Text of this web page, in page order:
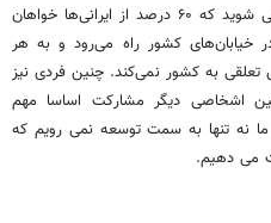
رصدخانه‌ی مهاجرت نگاه کنید، متوجه می شوید که ۶۰ درصد از ایرانی‌ها خواهان
کشور راه می‌رود و به هر
تعلقی به کشور نمی‌کند. چنین فردی نیز
اشخاصی دیگر مشارکت اساسا مهم
تنها به سمت توسعه نمی رویم که
می دهیم.